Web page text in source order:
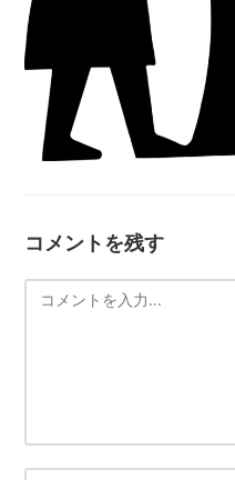
コメントを残す